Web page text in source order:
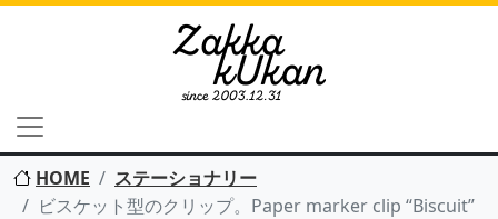
HOME
ステーショナリー
ビスケット型のクリップ。Paper marker clip “Biscuit”